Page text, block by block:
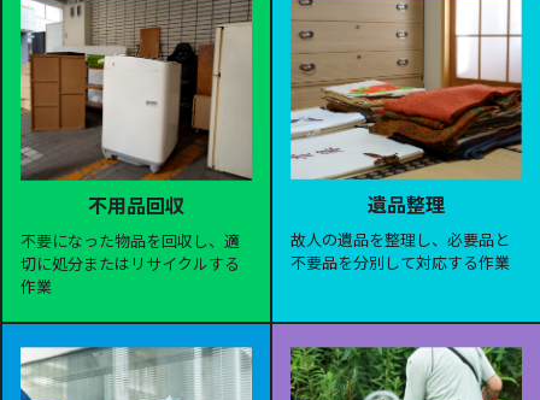
不用品回収
不要になった物品を回収し、適
切に処分またはリサイクルする
作業
遺品整理
故人の遺品を整理し、必要品と
不要品を分別して対応する作業